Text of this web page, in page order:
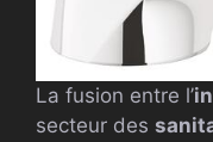
La fusion entre l’
secteur des